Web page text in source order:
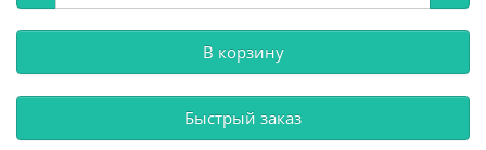
В корзину
Быстрый заказ